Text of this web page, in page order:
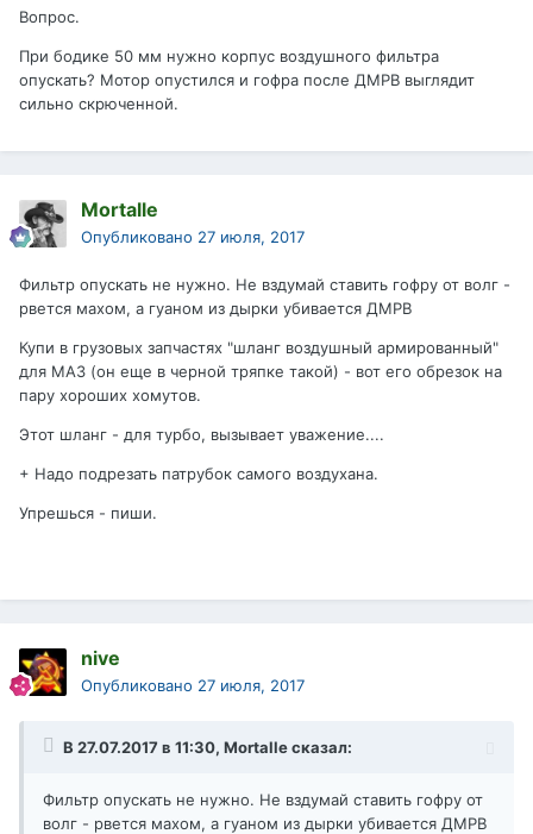
Вопрос.
При бодике 50 мм нужно корпус воздушного фильтра
опускать? Мотор опустился и гофра после ДМРВ выглядит
сильно скрюченной.
Mortalle
Опубликовано 27 июля, 2017
Фильтр опускать не нужно. Не вздумай ставить гофру от волг -
рвется махом, а гуаном из дырки убивается ДМРВ
Купи в грузовых запчастях "шланг воздушный армированный"
для МАЗ (он еще в черной тряпке такой) - вот его обрезок на
пару хороших хомутов.
Этот шланг - для турбо, вызывает уважение....
+ Надо подрезать патрубок самого воздухана.
Упрешься - пиши.
nive
Опубликовано 27 июля, 2017
В 27.07.2017 в 11:30, Mortalleсказал:
Фильтр опускать не нужно. Не вздумай ставить гофру от
волг - рвется махом, а гуаном из дырки убивается ДМРВ